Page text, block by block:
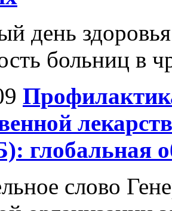
день
больниц в
слово